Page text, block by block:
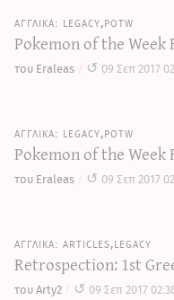
legacy,potw
Pokemon of the Week
του Eraleas 09 Σεπ 2017
legacy,potw
Pokemon of the Week
του Eraleas 09 Σεπ 2017
articles,legacy
Retrospection: 1st
του Arty2 09 Σεπ 2017